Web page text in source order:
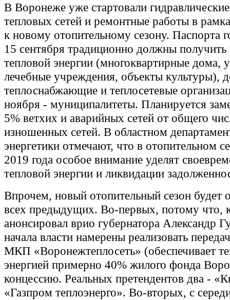
В Воронеже уже стартовали
тепловых сетей и ремонтные работы в
к новому отопительному сезону. Паспорта
15 сентября традиционно должны получить
тепловой энергии (многоквартирные дома,
лечебные учреждения, объекты культуры),
теплоснабжающие и теплосетевые
ноября - муниципалитеты. Планируется
5% ветхих и аварийных сетей от общего
изношенных сетей. В областном
энергетики отмечают, что в отопительном
2019 года особое внимание уделят
тепловой энергии и ликвидации
Впрочем, новый отопительный сезон будет
всех предыдущих. Во-первых, потому что,
анонсировал врио губернатора Александр
начала власти намерены реализовать
МКП «Воронежтеплосеть» (обеспечивает
энергией примерно 40% жилого фонда
концессию. Реальных претендентов два -
«Газпром теплоэнерго». Во-вторых, с